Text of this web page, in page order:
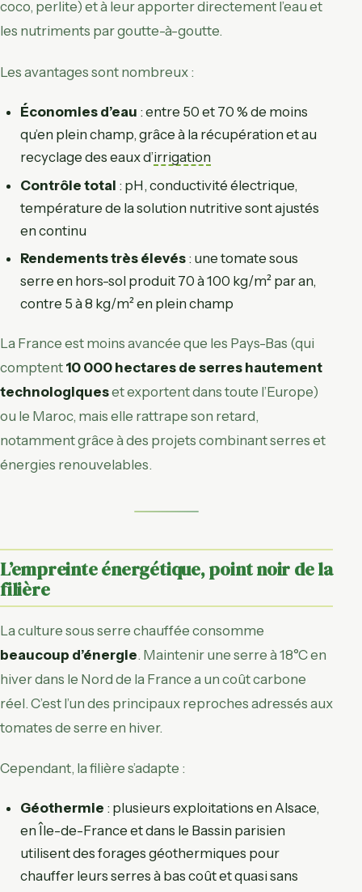
coco, perlite) et à leur apporter directement l’eau et
les nutriments par goutte-à-goutte.
Les avantages sont nombreux :
Économies d’eau : entre 50 et 70 % de moins
qu’en plein champ, grâce à la récupération et au
recyclage des eaux d’irrigation
Contrôle total : pH, conductivité électrique,
température de la solution nutritive sont ajustés
en continu
Rendements très élevés : une tomate sous
serre en hors-sol produit 70 à 100 kg/m² par an,
contre 5 à 8 kg/m² en plein champ
La France est moins avancée que les Pays-Bas (qui
comptent 10 000 hectares de serres hautement
technologiqueset exportent dans toute l’Europe)
ou le Maroc, mais elle rattrape son retard,
notamment grâce à des projets combinant serres et
énergies renouvelables.
L’empreinte énergétique, point noir de la
filière
La culture sous serre chauffée consomme
beaucoup d’énergie. Maintenir une serre à 18°C en
hiver dans le Nord de la France a un coût carbone
réel. C’est l’un des principaux reproches adressés aux
tomates de serre en hiver.
Cependant, la filière s’adapte :
Géothermie : plusieurs exploitations en Alsace,
en Île-de-France et dans le Bassin parisien
utilisent des forages géothermiques pour
chauffer leurs serres à bas coût et quasi sans